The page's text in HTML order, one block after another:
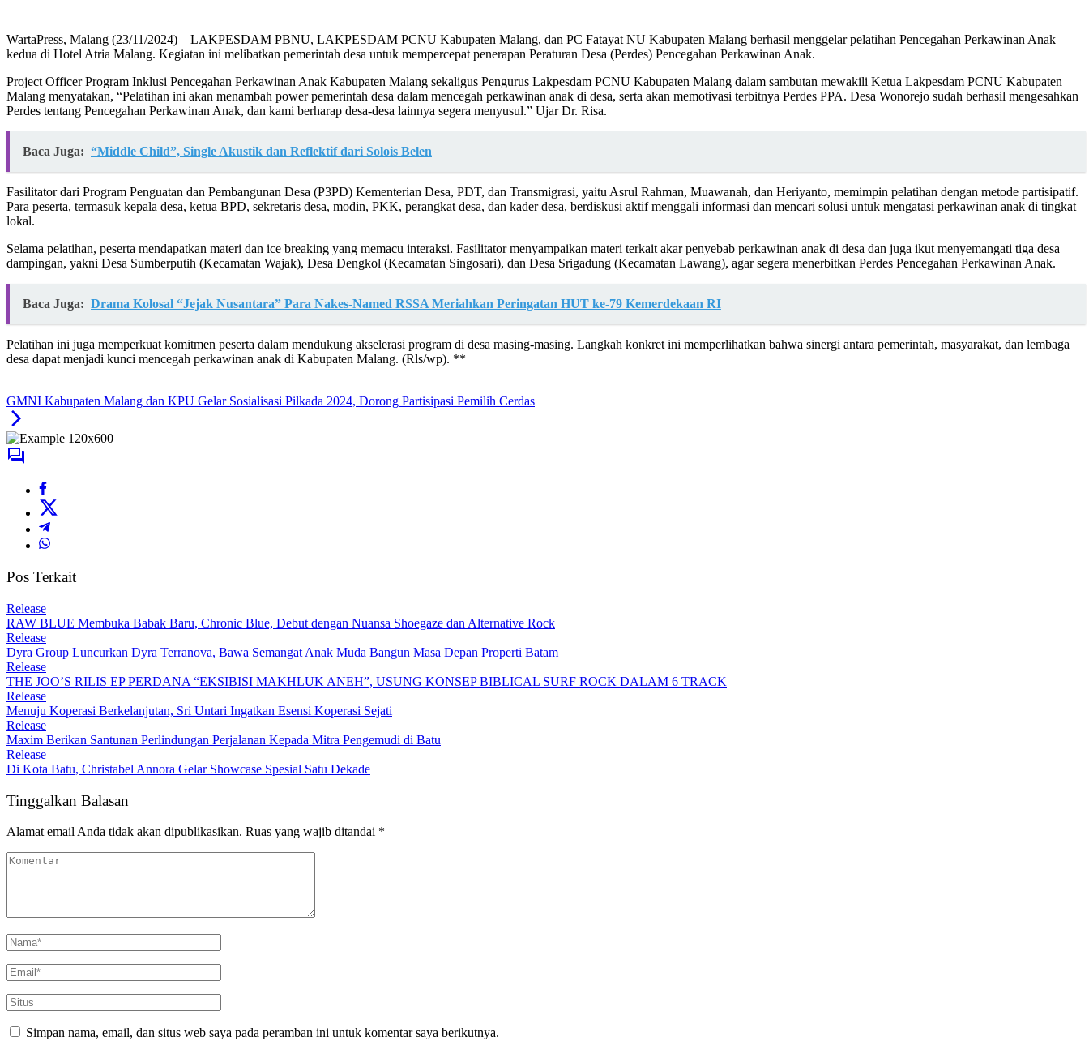
WartaPress, Malang (23/11/2024) – LAKPESDAM PBNU, LAKPESDAM PCNU Kabupaten Malang, dan PC Fatayat NU Kabupaten Malang berhasil menggelar pelatihan Pencegahan Perkawinan Anak
kedua di Hotel Atria Malang. Kegiatan ini melibatkan pemerintah desa untuk mempercepat penerapan Peraturan Desa (Perdes) Pencegahan Perkawinan Anak.
Project Officer Program Inklusi Pencegahan Perkawinan Anak Kabupaten Malang sekaligus Pengurus Lakpesdam PCNU Kabupaten Malang dalam sambutan mewakili Ketua Lakpesdam PCNU Kabupaten
Malang menyatakan, “Pelatihan ini akan menambah power pemerintah desa dalam mencegah perkawinan anak di desa, serta akan memotivasi terbitnya Perdes PPA. Desa Wonorejo sudah berhasil mengesahkan
Perdes tentang Pencegahan Perkawinan Anak, dan kami berharap desa-desa lainnya segera menyusul.” Ujar Dr. Risa.
Baca Juga: “Middle Child”, Single Akustik dan Reflektif dari Solois Belen
Fasilitator dari Program Penguatan dan Pembangunan Desa (P3PD) Kementerian Desa, PDT, dan Transmigrasi, yaitu Asrul Rahman, Muawanah, dan Heriyanto, memimpin pelatihan dengan metode partisipatif.
Para peserta, termasuk kepala desa, ketua BPD, sekretaris desa, modin, PKK, perangkat desa, dan kader desa, berdiskusi aktif menggali informasi dan mencari solusi untuk mengatasi perkawinan anak di tingkat
lokal.
Selama pelatihan, peserta mendapatkan materi dan ice breaking yang memacu interaksi. Fasilitator menyampaikan materi terkait akar penyebab perkawinan anak di desa dan juga ikut menyemangati tiga desa
dampingan, yakni Desa Sumberputih (Kecamatan Wajak), Desa Dengkol (Kecamatan Singosari), dan Desa Srigadung (Kecamatan Lawang), agar segera menerbitkan Perdes Pencegahan Perkawinan Anak.
Baca Juga: Drama Kolosal “Jejak Nusantara” Para Nakes-Named RSSA Meriahkan Peringatan HUT ke-79 Kemerdekaan RI
Pelatihan ini juga memperkuat komitmen peserta dalam mendukung akselerasi program di desa masing-masing. Langkah konkret ini memperlihatkan bahwa sinergi antara pemerintah, masyarakat, dan lembaga
desa dapat menjadi kunci mencegah perkawinan anak di Kabupaten Malang. (Rls/wp). **
GMNI Kabupaten Malang dan KPU Gelar Sosialisasi Pilkada 2024, Dorong Partisipasi Pemilih Cerdas
Pos Terkait
Release
RAW BLUE Membuka Babak Baru, Chronic Blue, Debut dengan Nuansa Shoegaze dan Alternative Rock
Release
Dyra Group Luncurkan Dyra Terranova, Bawa Semangat Anak Muda Bangun Masa Depan Properti Batam
Release
THE JOO’S RILIS EP PERDANA “EKSIBISI MAKHLUK ANEH”, USUNG KONSEP BIBLICAL SURF ROCK DALAM 6 TRACK
Release
Menuju Koperasi Berkelanjutan, Sri Untari Ingatkan Esensi Koperasi Sejati
Release
Maxim Berikan Santunan Perlindungan Perjalanan Kepada Mitra Pengemudi di Batu
Release
Di Kota Batu, Christabel Annora Gelar Showcase Spesial Satu Dekade
Tinggalkan Balasan
Alamat email Anda tidak akan dipublikasikan. Ruas yang wajib ditandai *
Simpan nama, email, dan situs web saya pada peramban ini untuk komentar saya berikutnya.